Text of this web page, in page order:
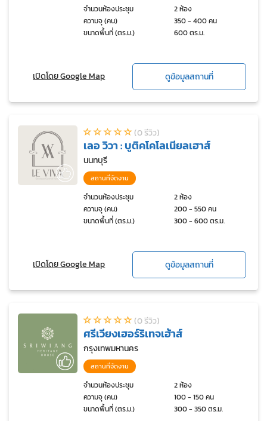
จำนวนห้องประชุม
2 ห้อง
ความจุ (คน)
350 - 400 คน
ขนาดพื้นที่ (ตร.ม.)
600 ตร.ม.
เปิดโดย Google Map ดูข้อมูลสถานที่
(0 รีวิว)
เลอ วิวา : บูติคโคโลเนียลเฮาส์
นนทบุรี
สถานที่จัดงาน
จำนวนห้องประชุม
2 ห้อง
ความจุ (คน)
200 - 550 คน
ขนาดพื้นที่ (ตร.ม.)
300 - 600 ตร.ม.
เปิดโดย Google Map ดูข้อมูลสถานที่
(0 รีวิว)
ศรีเวียงเฮอร์ริเทจเฮ้าส์
กรุงเทพมหานคร
สถานที่จัดงาน
จำนวนห้องประชุม
2 ห้อง
ความจุ (คน)
100 - 150 คน
ขนาดพื้นที่ (ตร.ม.)
300 - 350 ตร.ม.